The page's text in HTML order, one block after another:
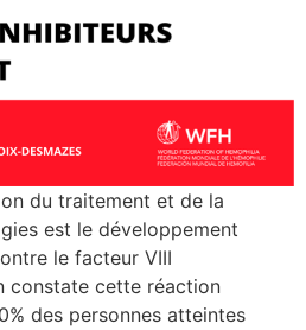
du traitement et de la
est le développement
le facteur VIII
constate cette réaction
des personnes atteintes